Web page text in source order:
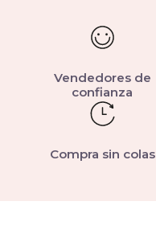
Vendedores de
confianza
Compra sin colas